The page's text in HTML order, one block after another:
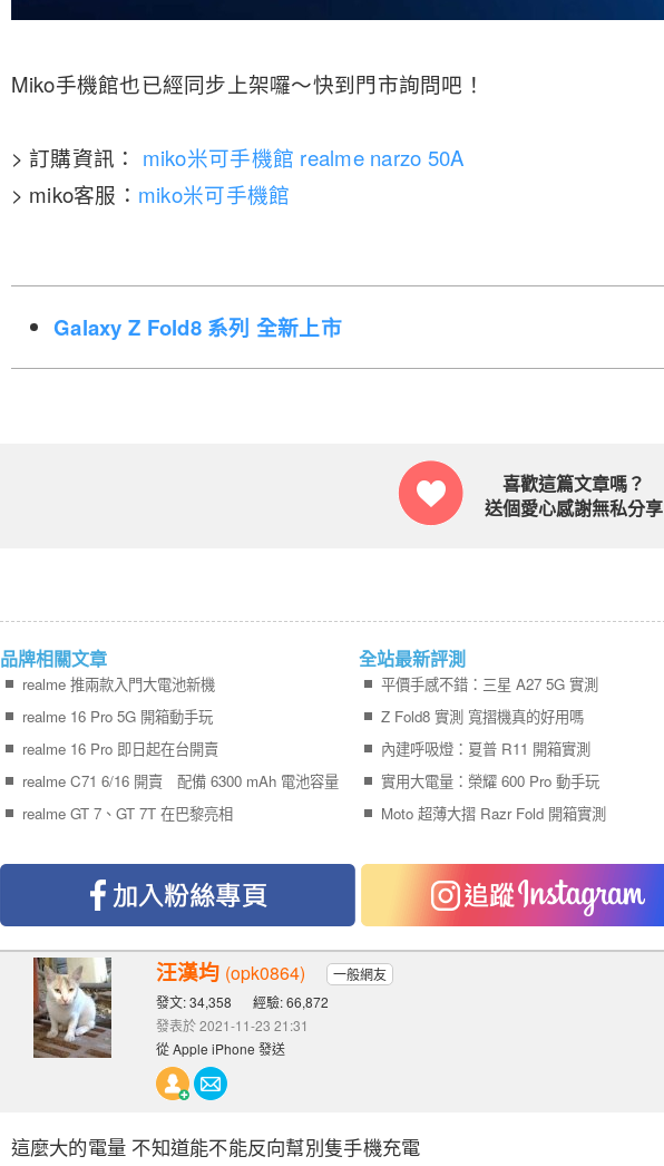
Miko手機館也已經同步上架囉～快到門市詢問吧！
> 訂購資訊： miko米可手機館 realme narzo 50A
> miko客服： miko米可手機館
Galaxy Z Fold8 系列 全新上市
喜歡這篇文章嗎？
送個愛心感謝無私分享
品牌相關文章
realme 推兩款入門大電池新機
realme 16 Pro 5G 開箱動手玩
realme 16 Pro 即日起在台開賣
realme C71 6/16 開賣 配備 6300 mAh 電池容量
realme GT 7、GT 7T 在巴黎亮相
全站最新評測
平價手感不錯：三星 A27 5G 實測
Z Fold8 實測 寬摺機真的好用嗎
內建呼吸燈：夏普 R11 開箱實測
實用大電量：榮耀 600 Pro 動手玩
Moto 超薄大摺 Razr Fold 開箱實測
汪漢均 (opk0864)
一般網友
發文: 34,358
經驗: 66,872
發表於 2021-11-23 21:31
從 Apple iPhone 發送
這麼大的電量 不知道能不能反向幫別隻手機充電